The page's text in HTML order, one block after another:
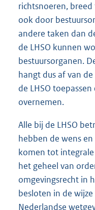
richtsnoeren, breed
ook door
andere taken dan
de LHSO kunnen
bestuursorganen.
hangt dus af van
de LHSO
overnemen.
Alle bij de LHSO
hebben de wens
komen tot
het geheel van
omgevingsrecht in
besloten in de
Nederlandse